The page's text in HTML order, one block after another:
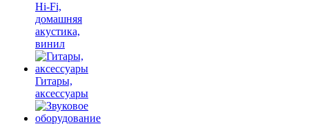
Hi-Fi,
домашняя
акустика,
винил
Гитары,
аксессуары